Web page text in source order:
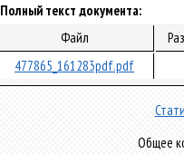
Полный текст документа:
Файл
477865_161283pdf.pdf
Общее